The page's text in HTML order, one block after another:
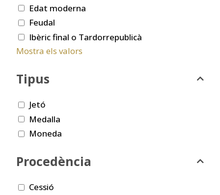
Edat moderna
Feudal
Ibèric final o Tardorrepublicà
Mostra els valors
Tipus
Jetó
Medalla
Moneda
Procedència
Cessió